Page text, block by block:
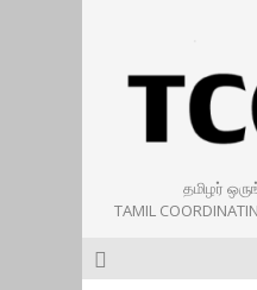
தமிழர்
TAMIL